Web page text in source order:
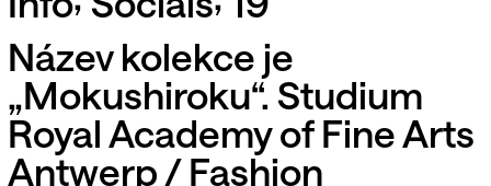
Název kolekce je
„Mokushiroku“. Studium
Royal Academy of Fine Arts
Antwerp / Fashion